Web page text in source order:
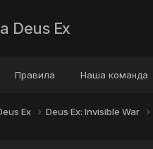
Deus Ex
Правила Наша команда
Ex Deus Ex: Invisible War